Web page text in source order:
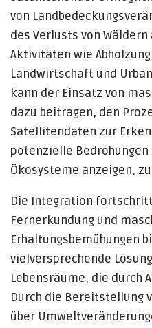
von
des Verlusts von
Aktivitäten wie
Landwirtschaft und
kann der Einsatz von
dazu beitragen, den
Satellitendaten zur
potenzielle
Ökosysteme anzeigen,
Die Integration
Fernerkundung und
Erhaltungsbemühungen
vielversprechende
Lebensräume, die durch
Durch die Bereitstellung
über